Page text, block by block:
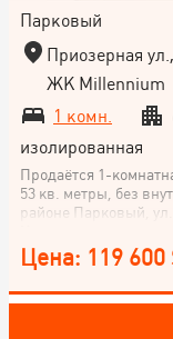
Парковый
Приозерная
ЖК Millennium
1 комн.
изолированная
Продаётся 1-
53 кв. метры, без
районе Парковый,
нестандартная,
комфорт-классу. Не
этой квартиры в
консультации и
Цена: 119 600